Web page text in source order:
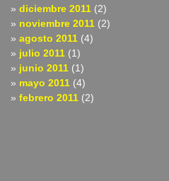
diciembre 2011 (2)
noviembre 2011 (2)
agosto 2011 (4)
julio 2011 (1)
junio 2011 (1)
mayo 2011 (4)
febrero 2011 (2)